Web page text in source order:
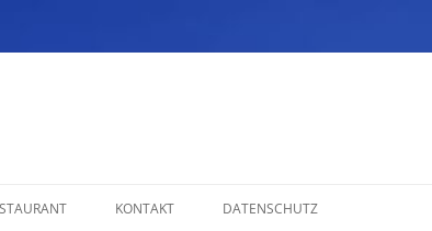
KONTAKT DATENSCHUTZ